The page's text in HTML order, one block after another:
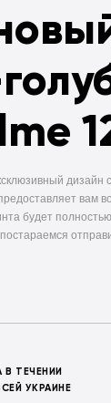
вам
будет
ТЕЧЕНИИ
УКРАИНЕ